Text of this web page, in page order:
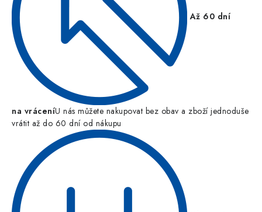
Až 60 dní
na vráceníU nás můžete nakupovat bez obav a zboží jednoduše
vrátit až do 60 dní od nákupu